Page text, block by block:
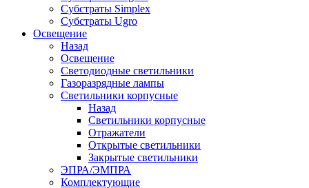
Субстраты Simplex
Субстраты Ugro
Освещение
Назад
Освещение
Светодиодные светильники
Газоразрядные лампы
Светильники корпусные
Назад
Светильники корпусные
Отражатели
Открытые светильники
Закрытые светильники
ЭПРА/ЭМПРА
Комплектующие